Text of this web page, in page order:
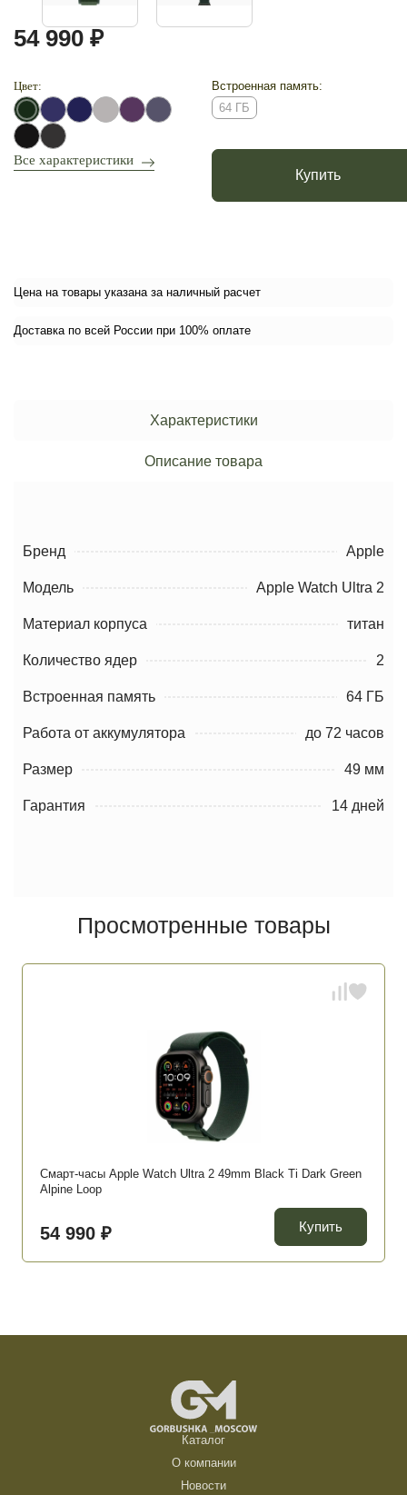
54 990 ₽
Цвет:
Встроенная память:
64 ГБ
Все характеристики
Купить
Цена на товары указана за наличный расчет
Доставка по всей России при 100% оплате
Характеристики
Описание товара
Бренд Apple
Модель Apple Watch Ultra 2
Материал корпуса титан
Количество ядер 2
Встроенная память 64 ГБ
Работа от аккумулятора до 72 часов
Размер 49 мм
Гарантия 14 дней
Просмотренные товары
Смарт-часы Apple Watch Ultra 2 49mm Black Ti Dark Green
Alpine Loop
54 990 ₽ Купить
Каталог
О компании
Новости